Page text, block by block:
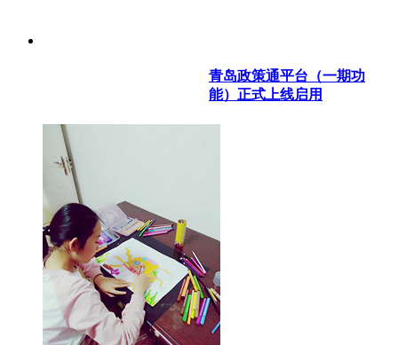
青岛政策通平台（一期功
能）正式上线启用